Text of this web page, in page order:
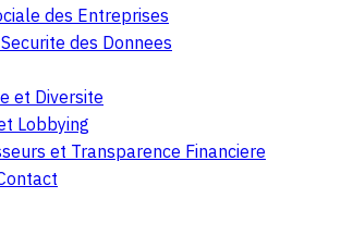
des Entreprises
des Donnees
et Diversite
Lobbying
et Transparence Financiere